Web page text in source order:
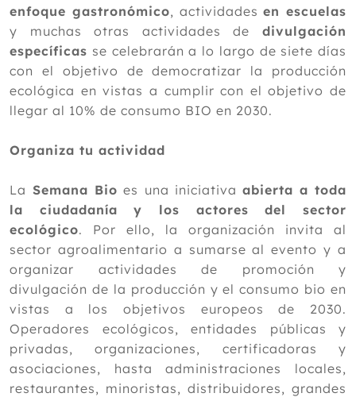
enfoque gastronómico, actividadesen escuelas
y muchas otras actividades de divulgación
específicas se celebrarán a lo largo de siete días
con el objetivo de democratizar la producción
ecológica en vistas a cumplir con el objetivo de
llegar al 10% de consumo BIO en 2030.
Organiza tu actividad
La Semana Bio es una iniciativa abierta a toda
la ciudadanía y los actores del sector
ecológico. Por ello, la organización invita al
sector agroalimentario a sumarse al evento y a
organizar actividades de promoción y
divulgación de la producción y el consumo bio en
vistas a los objetivos europeos de 2030.
Operadores ecológicos, entidades públicas y
privadas, organizaciones, certificadoras y
asociaciones, hasta administraciones locales,
restaurantes, minoristas, distribuidores, grandes